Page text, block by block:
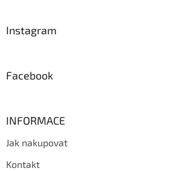
Instagram
Facebook
INFORMACE
Jak nakupovat
Kontakt